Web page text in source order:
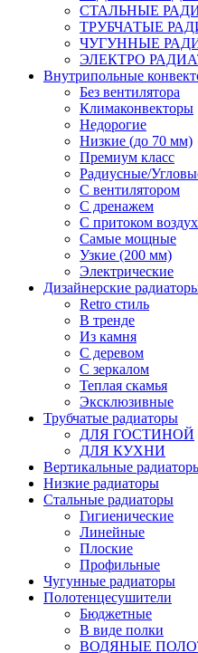
СТАЛЬНЫЕ
ТРУБЧАТЫЕ
ЧУГУННЫЕ
ЭЛЕКТРО
Внутрипольные
Без вентилятора
Климаконвекторы
Недорогие
Низкие (до 70 мм)
Премиум класс
Радиусные/
С вентилятором
С дренажем
С притоком
Самые мощные
Узкие (200 мм)
Электрические
Дизайнерские
Retro стиль
В тренде
Из камня
С деревом
С зеркалом
Теплая скамья
Эксклюзивные
Трубчатые радиаторы
ДЛЯ ГОСТИНОЙ
ДЛЯ КУХНИ
Вертикальные
Низкие радиаторы
Стальные радиаторы
Гигиенические
Линейные
Плоские
Профильные
Чугунные радиаторы
Полотенцесушители
Бюджетные
В виде полки
ВОДЯНЫЕ